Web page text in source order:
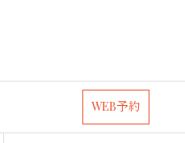
WEB予約